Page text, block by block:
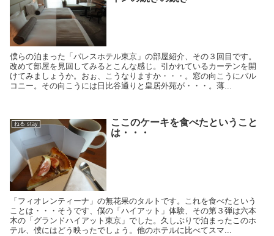
僕らの泊まった「パレスホテル東京」の部屋紹介、その３回目です。
改めて部屋を見回してみるとこんな感じ。引かれているカーテンを開
けてみましょうか。おぉ、こうなりますか・・・。窓の向こうにバル
コニー。その向こうには日比谷通りと皇居外苑が・・・。薄...
ねる stay
ここのケーキを食べたということ
は・・・
「フィオレンティーナ」の無花果のタルトです。これを食べたという
ことは・・・そうです、僕の「ハイアット」体験、その第３弾は六本
木の「グランドハイアット東京」でした。久しぶりで泊まったこのホ
テル、僕にはどう映ったでしょう。他のホテルに比べてスマ...